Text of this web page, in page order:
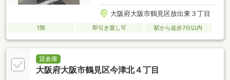
大阪府大阪市鶴見区放出東３丁目
1階 即引き渡し可 駅から徒歩7分以内
貸倉庫
大阪府大阪市鶴見区今津北４丁目